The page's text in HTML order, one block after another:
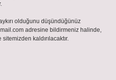
olduğunu düşündüğünüz
adresine bildirmeniz halinde,
kaldırılacaktır.